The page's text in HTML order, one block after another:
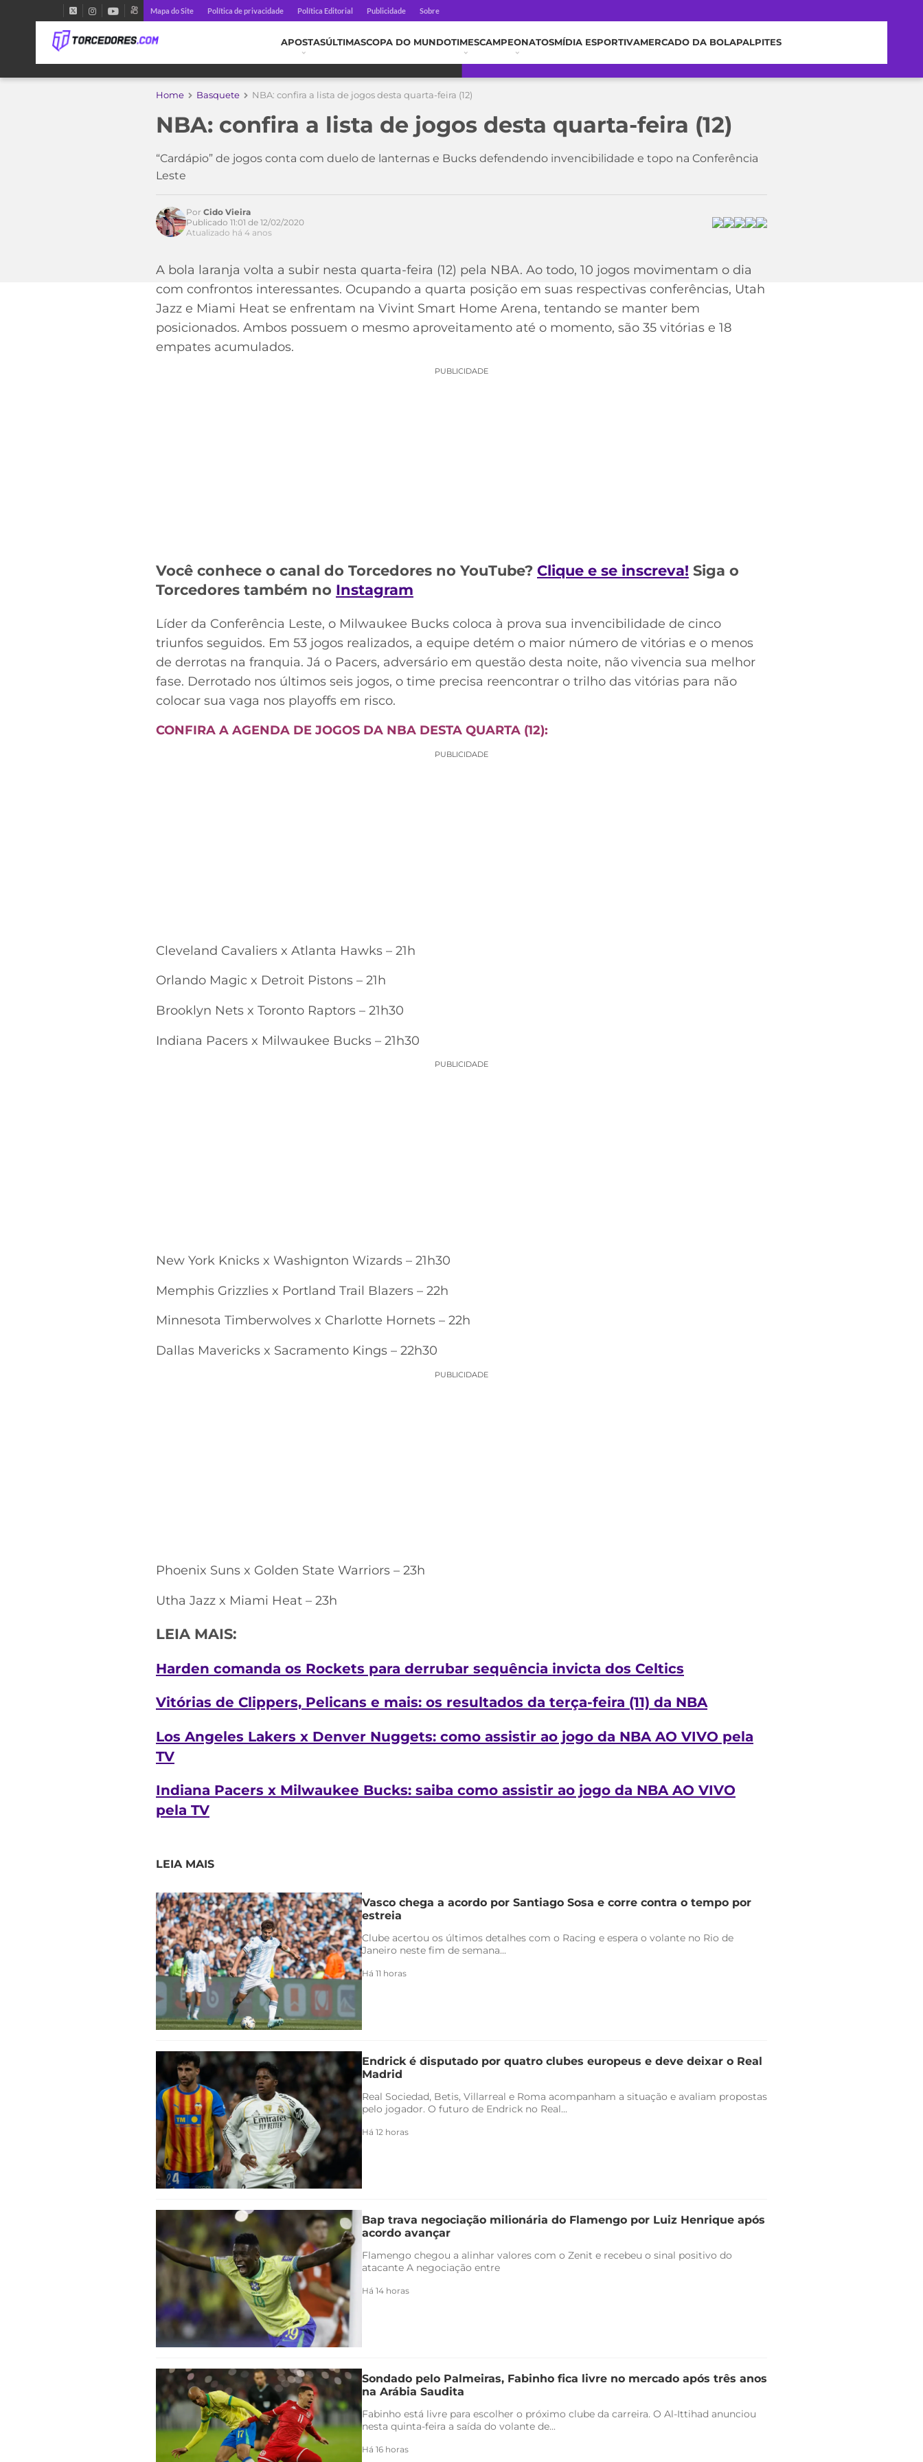
Mapa do Site Política de privacidade Política Editorial Publicidade Sobre
APOSTASÚLTIMASCOPA DO MUNDOTIMESCAMPEONATOSMÍDIA ESPORTIVAMERCADO DA BOLAPALPITES
Home Basquete NBA: confira a lista de jogos desta quarta-feira (12)
NBA: confira a lista de jogos desta quarta-feira (12)
“Cardápio” de jogos conta com duelo de lanternas e Bucks defendendo invencibilidade e topo na Conferência
Leste
Acesse o perfil do autor
Por Cido Vieira
Publicado 11:01 de 12/02/2020
Atualizado há 4 anos
A bola laranja volta a subir nesta quarta-feira (12) pela NBA. Ao todo, 10 jogos movimentam o dia
com confrontos interessantes. Ocupando a quarta posição em suas respectivas conferências, Utah
Jazz e Miami Heat se enfrentam na Vivint Smart Home Arena, tentando se manter bem
posicionados. Ambos possuem o mesmo aproveitamento até o momento, são 35 vitórias e 18
empates acumulados.
PUBLICIDADE
Você conhece o canal do Torcedores no YouTube? Clique e se inscreva! Siga o
Torcedores também no Instagram
Líder da Conferência Leste, o Milwaukee Bucks coloca à prova sua invencibilidade de cinco
triunfos seguidos. Em 53 jogos realizados, a equipe detém o maior número de vitórias e o menos
de derrotas na franquia. Já o Pacers, adversário em questão desta noite, não vivencia sua melhor
fase. Derrotado nos últimos seis jogos, o time precisa reencontrar o trilho das vitórias para não
colocar sua vaga nos playoffs em risco.
CONFIRA A AGENDA DE JOGOS DA NBA DESTA QUARTA (12):
PUBLICIDADE
Cleveland Cavaliers x Atlanta Hawks – 21h
Orlando Magic x Detroit Pistons – 21h
Brooklyn Nets x Toronto Raptors – 21h30
Indiana Pacers x Milwaukee Bucks – 21h30
PUBLICIDADE
New York Knicks x Washignton Wizards – 21h30
Memphis Grizzlies x Portland Trail Blazers – 22h
Minnesota Timberwolves x Charlotte Hornets – 22h
Dallas Mavericks x Sacramento Kings – 22h30
PUBLICIDADE
Phoenix Suns x Golden State Warriors – 23h
Utha Jazz x Miami Heat – 23h
LEIA MAIS:
Harden comanda os Rockets para derrubar sequência invicta dos Celtics
Vitórias de Clippers, Pelicans e mais: os resultados da terça-feira (11) da NBA
Los Angeles Lakers x Denver Nuggets: como assistir ao jogo da NBA AO VIVO pela
TV
Indiana Pacers x Milwaukee Bucks: saiba como assistir ao jogo da NBA AO VIVO
pela TV
LEIA MAIS
Vasco chega a acordo por Santiago Sosa e corre contra o tempo por
estreia
Clube acertou os últimos detalhes com o Racing e espera o volante no Rio de
Janeiro neste fim de semana...
Há 11 horas
Endrick é disputado por quatro clubes europeus e deve deixar o Real
Madrid
Real Sociedad, Betis, Villarreal e Roma acompanham a situação e avaliam propostas
pelo jogador. O futuro de Endrick no Real...
Há 12 horas
Bap trava negociação milionária do Flamengo por Luiz Henrique após
acordo avançar
Flamengo chegou a alinhar valores com o Zenit e recebeu o sinal positivo do
atacante A negociação entre
Há 14 horas
Sondado pelo Palmeiras, Fabinho fica livre no mercado após três anos
na Arábia Saudita
Fabinho está livre para escolher o próximo clube da carreira. O Al-Ittihad anunciou
nesta quinta-feira a saída do volante de...
Há 16 horas